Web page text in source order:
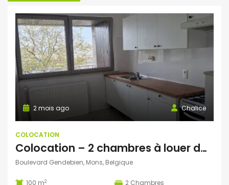
Chalice
2 mois ago
COLOCATION
Colocation – 2 chambres à louer dans un appart de 100m2 -près de la gare de Mons
Boulevard Gendebien, Mons, Belgique
100 m2 2 Chambres